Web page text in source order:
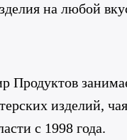
на любой
Продуктов
изделий,
с 1998 года.